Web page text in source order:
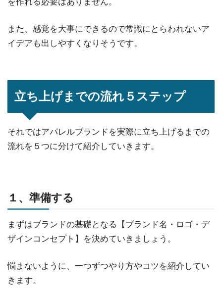
また、感覚を大事にできるので常識にとらわれないア
イデアも出しやすくなりそうです。
立ち上げまでの流れ５ステップ
それではアパレルブランドを実際に立ち上げるまでの
流れを５つに分けて紹介していきます。
１、準備する
まずはブランドの基礎となる【ブランド名・ロゴ・デ
ザインコンセプト】を決めていきましょう。
悩まないように、一つずつやり方やコツを紹介してい
きます。